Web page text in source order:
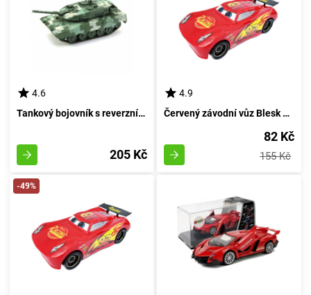
4.6
Tankový bojovník s reverzním tahem 16 cm - světlehnědý
205 Kč
4.9
Červený závodní vůz Blesk Racing 24 cm
82 Kč
155 Kč
-49%